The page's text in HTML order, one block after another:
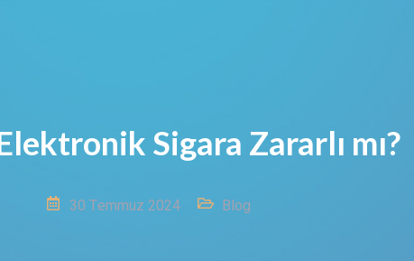
Sigara Zararlı mı?
30 Temmuz 2024 Blog